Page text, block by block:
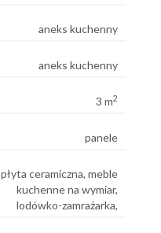
aneks kuchenny
aneks kuchenny
3 m2
panele
płyta ceramiczna, meble
kuchenne na wymiar,
lodówko-zamrażarka,